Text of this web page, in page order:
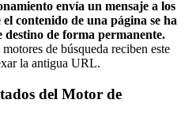
envía un mensaje a los
contenido de una página se ha
de forma permanente.
de búsqueda reciben este
la antigua URL.
del Motor de